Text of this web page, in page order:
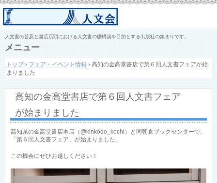
人文書の普及と書店店頭における人文書の棚構築を目的とする出版社の集まりです。
メニュー
ン
テ
ツ
ッ
トップ › フェア・イベント情報 › 高知の金高堂書店で第６回人文書フェアが始
まりました
高知の金高堂書店で第６回人文書フェア
が始まりました
高知県の金高堂書店本店（@kinkodo_kochi）と同朝倉ブックセンターで、
「第６回人文書フェア」が始まりました。
この機会にぜひお越しください！